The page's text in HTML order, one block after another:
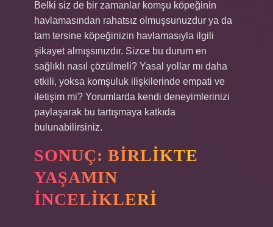
Belki siz de bir zamanlar komşu köpeğinin
havlamasından rahatsız olmuşsunuzdur ya da
tam tersine köpeğinizin havlamasıyla ilgili
şikayet almışsınızdır. Sizce bu durum en
sağlıklı nasıl çözülmeli? Yasal yollar mı daha
etkili, yoksa komşuluk ilişkilerinde empati ve
iletişim mi? Yorumlarda kendi deneyimlerinizi
paylaşarak bu tartışmaya katkıda
bulunabilirsiniz.
SONUÇ: BIRLIKTE
YAŞAMIN
İNCELIKLERI